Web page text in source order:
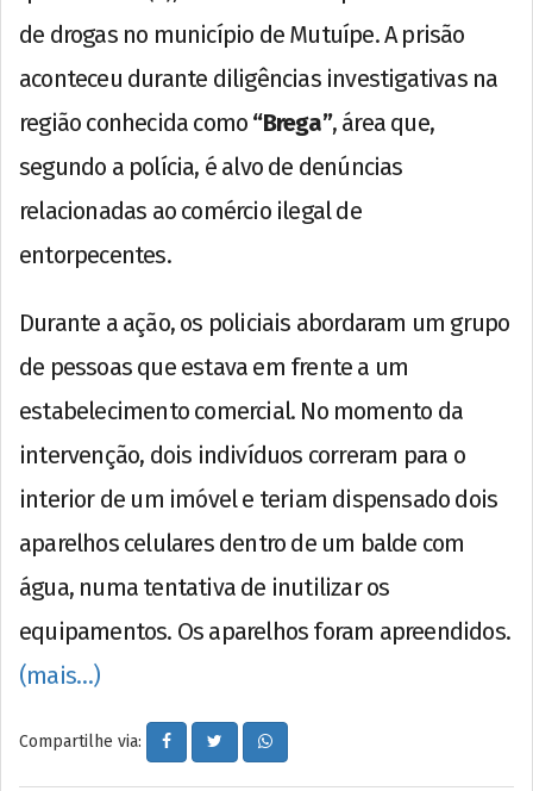
de drogas no município de Mutuípe. A prisão
aconteceu durante diligências investigativas na
região conhecida como “Brega”, área que,
segundo a polícia, é alvo de denúncias
relacionadas ao comércio ilegal de
entorpecentes.
Durante a ação, os policiais abordaram um grupo
de pessoas que estava em frente a um
estabelecimento comercial. No momento da
intervenção, dois indivíduos correram para o
interior de um imóvel e teriam dispensado dois
aparelhos celulares dentro de um balde com
água, numa tentativa de inutilizar os
equipamentos. Os aparelhos foram apreendidos.
(mais…)
Compartilhe via: